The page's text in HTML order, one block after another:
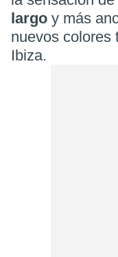
largo y más
nuevos colores
Ibiza.